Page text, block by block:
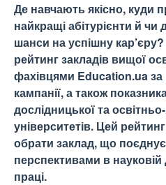
Де навчають якісно, куди
найкращі абітурієнти й чи
шанси на успішну
рейтинг закладів вищої
фахівцями Education.ua за
кампанії, а також
дослідницької та
університетів. Цей
обрати заклад, що поєднує
перспективами в науковій
праці.